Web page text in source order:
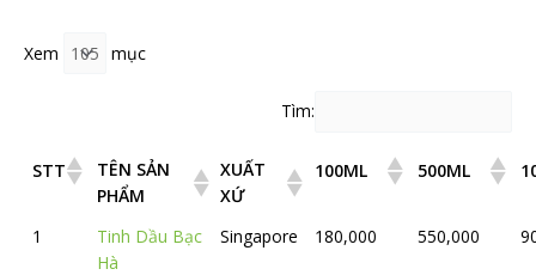
Xem mục
Tìm:
STT
TÊN SẢN
PHẨM
XUẤT
XỨ
100ML 500ML
1
Tinh Dầu Bạc
Hà
Singapore 180,000 550,000